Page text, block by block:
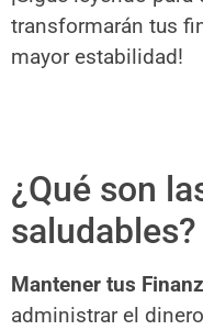
transformarán tus
mayor estabilidad!
¿Qué son
saludables?
Mantener tus
administrar el